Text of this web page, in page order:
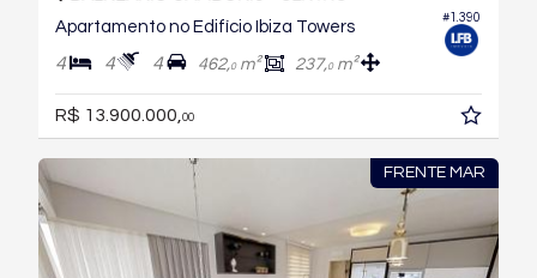
#1.390
Apartamento no Edifício Ibiza Towers
4 4 4 462,0m² 237,0m²
R$ 13.900.000, 00
FRENTE MAR